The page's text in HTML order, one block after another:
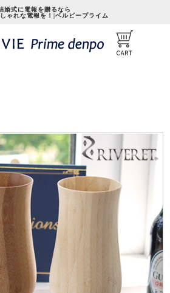
婚式に電報を贈るなら
ゃれな電報を！|ベルビープライム